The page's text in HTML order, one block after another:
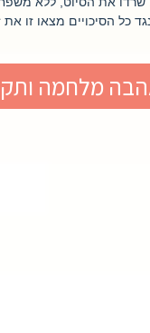
כל הסיכויים מצאו זו את
מלחמה